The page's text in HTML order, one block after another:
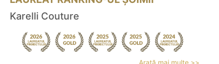
Karelli Couture
Arată mai multe >>